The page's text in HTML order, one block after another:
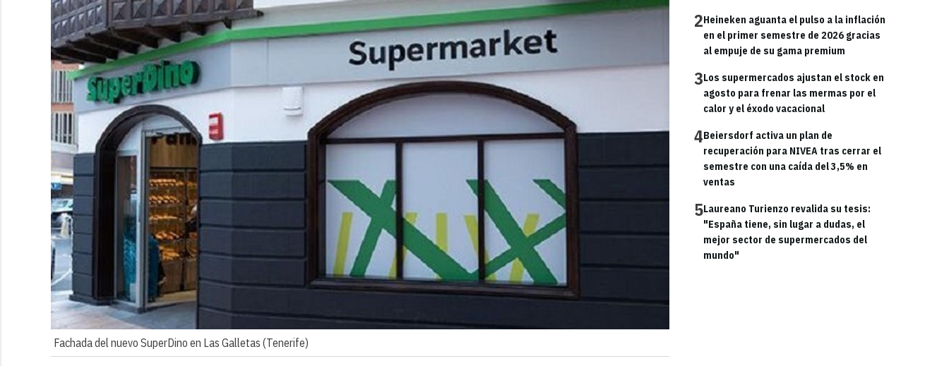
Fachada del nuevo SuperDino en Las Galletas (Tenerife)
2Heineken aguanta el pulso a la inflación
en el primer semestre de 2026 gracias
al empuje de su gama premium
3Los supermercados ajustan el stock en
agosto para frenar las mermas por el
calor y el éxodo vacacional
4Beiersdorf activa un plan de
recuperación para NIVEA tras cerrar el
semestre con una caída del 3,5% en
ventas
5Laureano Turienzo revalida su tesis:
"España tiene, sin lugar a dudas, el
mejor sector de supermercados del
mundo"